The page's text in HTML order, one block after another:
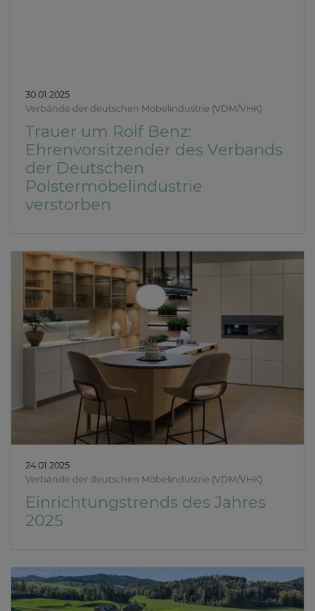
30.01.2025
Verbände der deutschen Möbelindustrie (VDM/VHK)
Trauer um Rolf Benz:
Ehrenvorsitzender des Verbands
der Deutschen
Polstermöbelindustrie
verstorben
24.01.2025
Verbände der deutschen Möbelindustrie (VDM/VHK)
Einrichtungstrends des Jahres
2025